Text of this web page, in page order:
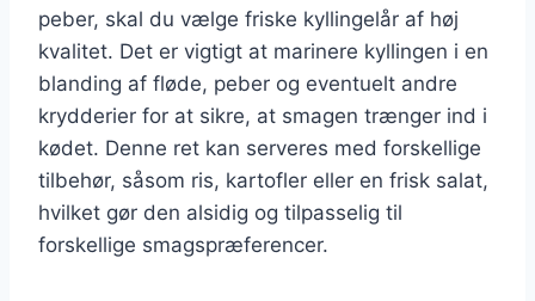
peber, skal du vælge friske kyllingelår af høj
kvalitet. Det er vigtigt at marinere kyllingen i en
blanding af fløde, peber og eventuelt andre
krydderier for at sikre, at smagen trænger ind i
kødet. Denne ret kan serveres med forskellige
tilbehør, såsom ris, kartofler eller en frisk salat,
hvilket gør den alsidig og tilpasselig til
forskellige smagspræferencer.